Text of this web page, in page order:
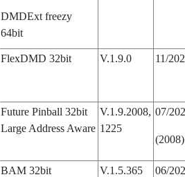
DMDExt freezy
64bit
FlexDMD 32bit V.1.9.0 11/
Future Pinball 32bit
Large Address Aware
V.1.9.2008,
1225
07/
(2008)
BAM 32bit V.1.5.365 06/